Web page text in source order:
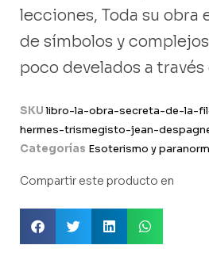
lecciones, Toda su obra
de símbolos y
poco develados a través
SKUlibro-la-obra-secreta-de-la-
hermes-trismegisto-jean-
Categorías Esoterismo y
Compartir este producto en